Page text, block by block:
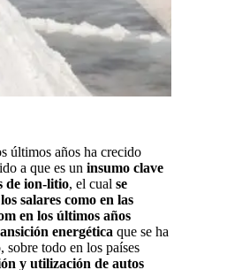
últimos años ha crecido
a que es un insumo clave
de ion-litio, el cual se
salares como en las
en los últimos años
energética que se ha
sobre todo en los países
y utilización de autos